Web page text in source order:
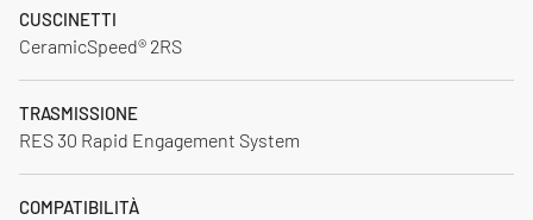
CUSCINETTI
CeramicSpeed® 2RS
TRASMISSIONE
RES 30 Rapid Engagement System
COMPATIBILITÀ